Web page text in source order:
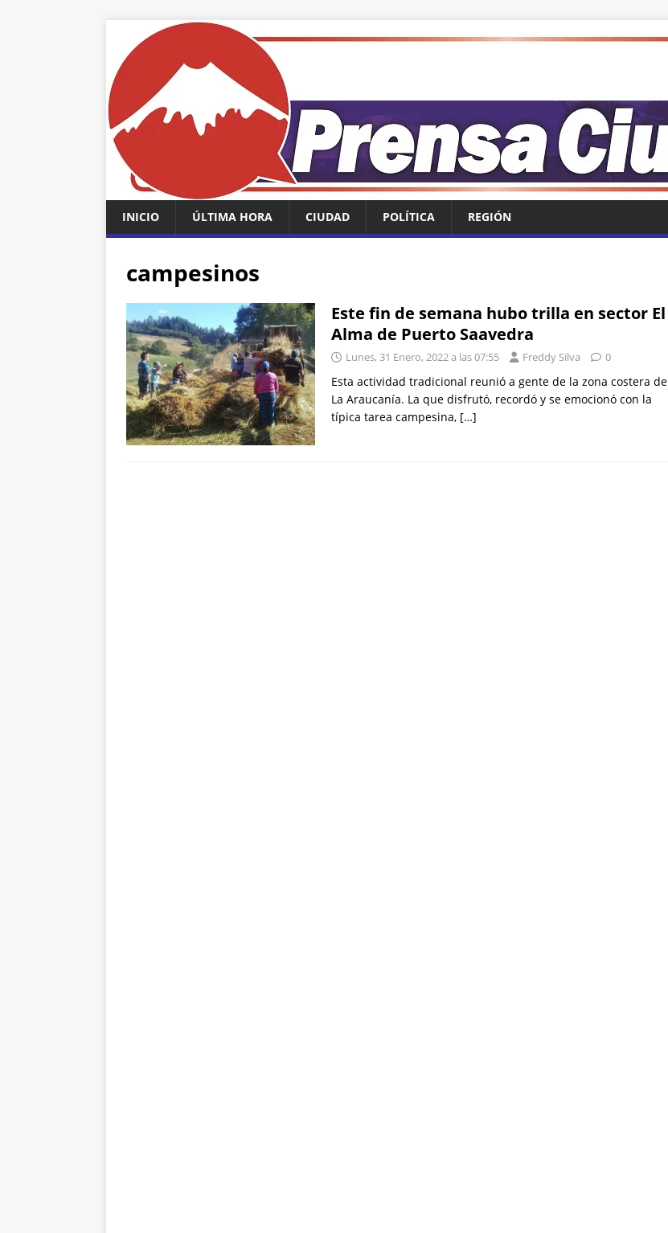
INICIO ÚLTIMA HORA CIUDAD POLÍTICA REGIÓN
campesinos
Este fin de semana hubo trilla en sector El
Alma de Puerto Saavedra
Lunes, 31 Enero, 2022 a las 07:55 Freddy Silva 0
Esta actividad tradicional reunió a gente de la zona costera de
La Araucanía. La que disfrutó, recordó y se emocionó con la
típica tarea campesina, […]